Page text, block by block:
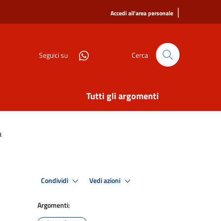
Accedi all'area personale |
Seguici su Cerca
Tutti gli argomenti
Condividi Vedi azioni
Argomenti: